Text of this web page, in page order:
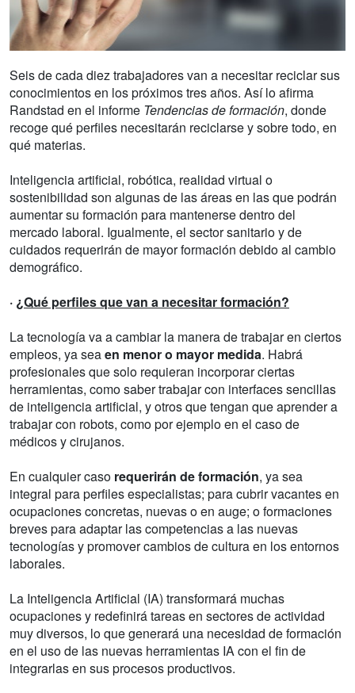
Seis de cada diez trabajadores van a necesitar reciclar sus
conocimientos en los próximos tres años. Así lo afirma
Randstad en el informe Tendencias de formación, donde
recoge qué perfiles necesitarán reciclarse y sobre todo, en
qué materias.
Inteligencia artificial, robótica, realidad virtual o
sostenibilidad son algunas de las áreas en las que podrán
aumentar su formación para mantenerse dentro del
mercado laboral. Igualmente, el sector sanitario y de
cuidados requerirán de mayor formación debido al cambio
demográfico.
· ¿Qué perfiles que van a necesitar formación?
La tecnología va a cambiar la manera de trabajar en ciertos
empleos, ya seaen menor o mayor medida. Habrá
profesionales que solo requieran incorporar ciertas
herramientas, como saber trabajar con interfaces sencillas
de inteligencia artificial, y otros que tengan que aprender a
trabajar con robots, como por ejemplo en el caso de
médicos y cirujanos.
En cualquier caso requerirán de formación, ya sea
integral para perfiles especialistas; para cubrir vacantes en
ocupaciones concretas, nuevas o en auge; o formaciones
breves para adaptar las competencias a las nuevas
tecnologías y promover cambios de cultura en los entornos
laborales.
La Inteligencia Artificial (IA) transformará muchas
ocupaciones y redefinirá tareas en sectores de actividad
muy diversos, lo que generará una necesidad de formación
en el uso de las nuevas herramientas IA con el fin de
integrarlas en sus procesos productivos.